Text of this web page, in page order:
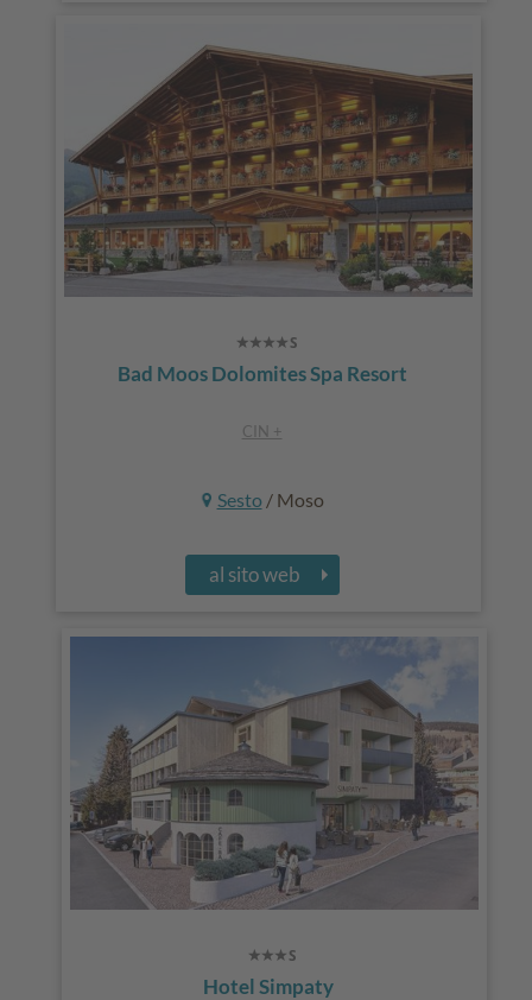
Bad Moos Dolomites Spa Resort
CIN +
Sesto / Moso
al sito web
Hotel Simpaty